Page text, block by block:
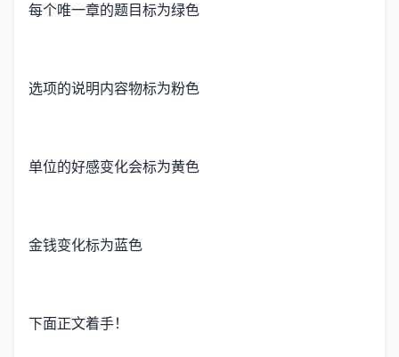
每个唯一章的题目标为绿色
选项的说明内容物标为粉色
单位的好感变化会标为黄色
金钱变化标为蓝色
下面正文着手！